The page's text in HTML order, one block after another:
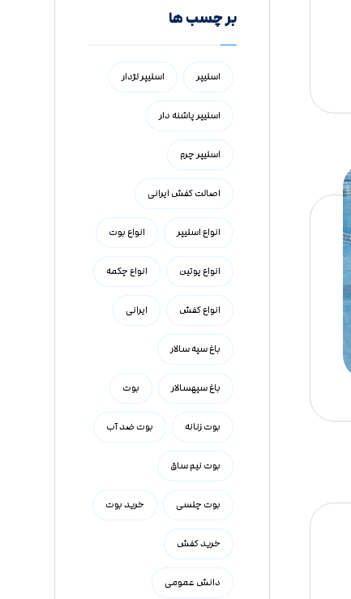
بر چسب ها
اسلیپر اسلیپر لژدار
اسلیپر پاشنه دار
اسلیپر چرم
اصالت کفش ایرانی
انواع اسلیپر انواع بوت
انواع پوتین انواع چکمه
انواع کفش ایرانی
باغ سپه سالار
باغ سپهسالار بوت
بوت زنانه بوت ضد آب
بوت نیم ساق
بوت چلسی خرید بوت
خرید کفش
دانش عمومی